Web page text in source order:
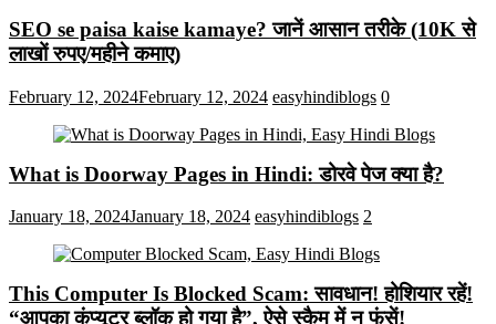
SEO se paisa kaise kamaye? जानें आसान तरीके (10K से
लाखों रुपए/महीने कमाए)
February 12, 2024February 12, 2024 easyhindiblogs 0
What is Doorway Pages in Hindi: डोरवे पेज क्या है?
January 18, 2024January 18, 2024 easyhindiblogs 2
This Computer Is Blocked Scam: सावधान! होशियार रहें!
“आपका कंप्यूटर ब्लॉक हो गया है”, ऐसे स्कैम में न फंसें!